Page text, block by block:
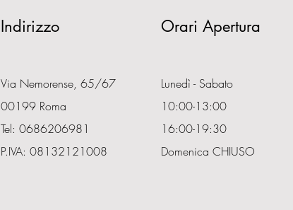
Indirizzo
Via Nemorense, 65/67
00199 Roma
Tel: 0686206981
P.IVA: 08132121008
Orari Apertura
Lunedì - Sabato
10:00-13:00
16:00-19:30
Domenica CHIUSO